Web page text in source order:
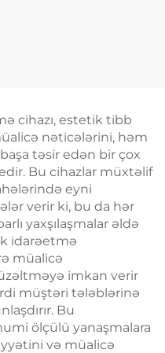
cihazı, estetik tibb
nəticələrini, həm
təsir edən bir çox
Bu cihazlar müxtəlif
eyni
verir ki, bu da hər
yaxşılaşmalar əldə
idarəetmə
müalicə
imkan verir
müştəri tələblərinə
Bu
ölçülü yanaşmalara
və müalicə